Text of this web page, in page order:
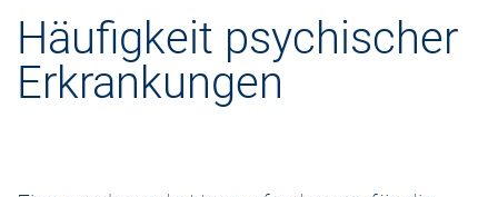
Häufigkeit psychischer
Erkrankungen